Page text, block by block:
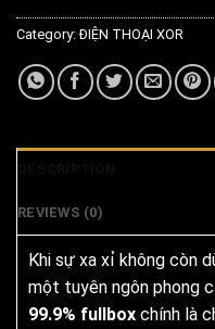
Category:ĐIỆN THOẠI XOR
REVIEWS (0)
Khi sự xa xỉ không còn
một tuyên ngôn phong
99.9% fullbox chính là